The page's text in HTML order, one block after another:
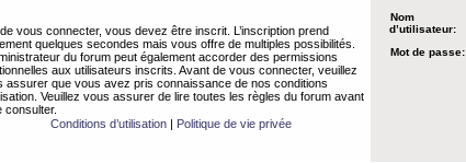
vous connecter, vous devez être inscrit. L’inscription prend
quelques secondes mais vous offre de multiples possibilités.
du forum peut également accorder des permissions
aux utilisateurs inscrits. Avant de vous connecter, veuillez
assurer que vous avez pris connaissance de nos conditions
Veuillez vous assurer de lire toutes les règles du forum avant
consulter.
Conditions d’utilisation| Politique de vie privée
Nom
d’utilisateur:
Mot de passe: